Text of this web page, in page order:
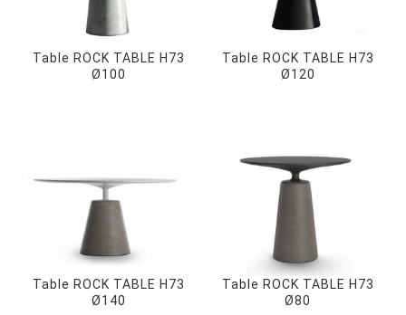
Table ROCK TABLE H73
Ø100
Table ROCK TABLE H73
Ø120
Table ROCK TABLE H73
Ø140
Table ROCK TABLE H73
Ø80